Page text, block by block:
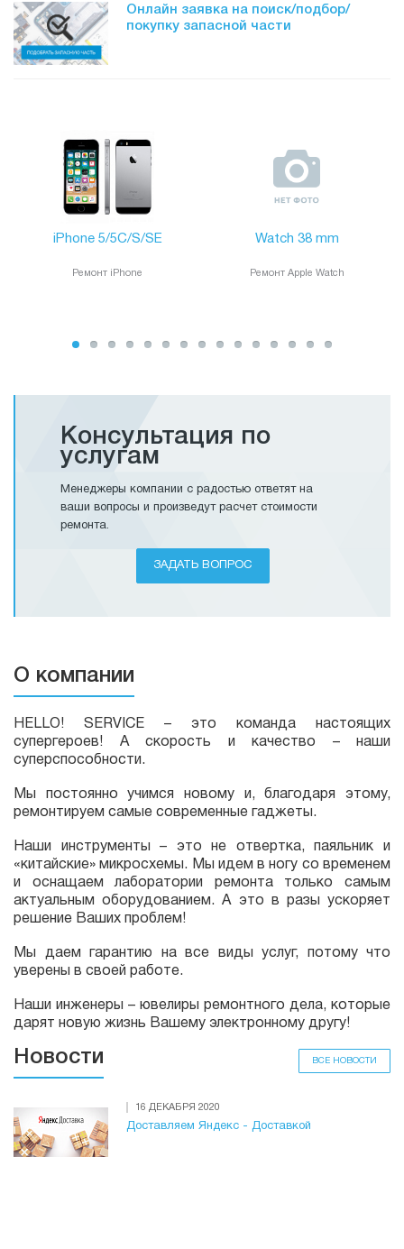
Онлайн заявка на поиск/подбор/
покупку запасной части
iPhone 5/5С/S/SE
Ремонт iPhone
Watch 38 mm
Ремонт Apple Watch
Консультация по
услугам
Менеджеры компании с радостью ответят на
ваши вопросы и произведут расчет стоимости
ремонта.
ЗАДАТЬ ВОПРОС
О компании
HELLO! SERVICE – это команда настоящих
супергероев! А скорость и качество – наши
суперспособности.
Мы постоянно учимся новому и, благодаря этому,
ремонтируем самые современные гаджеты.
Наши инструменты – это не отвертка, паяльник и
«китайские» микросхемы. Мы идем в ногу со временем
и оснащаем лаборатории ремонта только самым
актуальным оборудованием. А это в разы ускоряет
решение Ваших проблем!
Мы даем гарантию на все виды услуг, потому что
уверены в своей работе.
Наши инженеры – ювелиры ремонтного дела, которые
дарят новую жизнь Вашему электронному другу!
ВСЕ НОВОСТИ
Новости
16 ДЕКАБРЯ 2020
Доставляем Яндекс - Доставкой